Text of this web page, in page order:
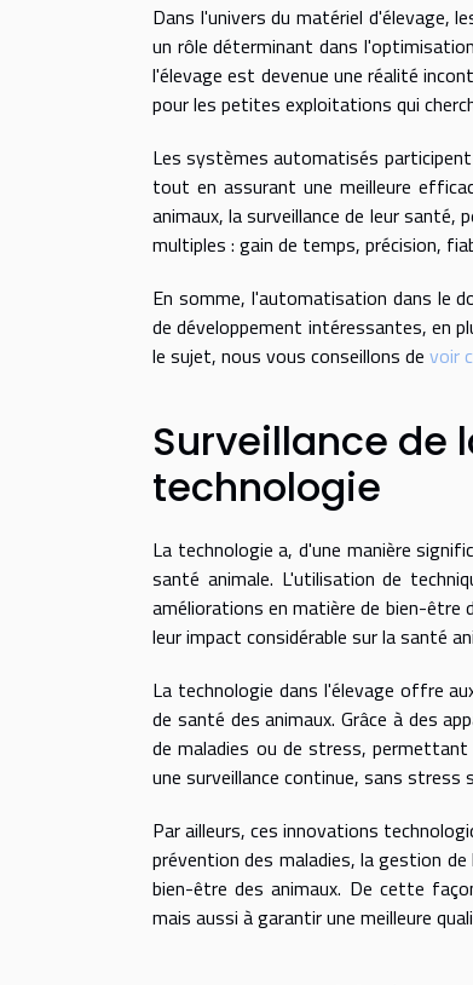
Dans l'univers du matériel d'élevage,
un rôle déterminant dans
l'élevage est devenue une réalité
pour les petites exploitations qui
Les systèmes automatisés
tout en assurant une meilleure
animaux, la surveillance de leur
multiples : gain de temps, précision,
En somme, l'automatisation dans le
de développement intéressantes, en
le sujet, nous vous conseillons de voir
Surveillance de
technologie
La technologie a, d'une manière
santé animale. L'utilisation de
améliorations en matière de bien-être
leur impact considérable sur la santé
La technologie dans l'élevage offre
de santé des animaux. Grâce à des
de maladies ou de stress,
une surveillance continue, sans stress
Par ailleurs, ces innovations
prévention des maladies, la gestion
bien-être des animaux. De cette
mais aussi à garantir une meilleure